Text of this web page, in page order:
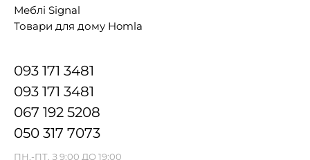
Меблі Signal
Товари для дому Homla
093 171 3481
093 171 3481
067 192 5208
050 317 7073
ПН.-ПТ. З 9:00 ДО 19:00